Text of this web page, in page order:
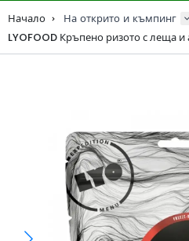
Начало На открито и къмпинг
LYOFOOD Кръпено ризото с леща и